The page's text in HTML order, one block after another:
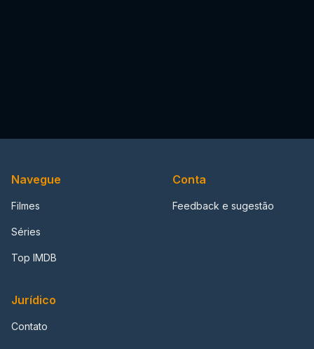
Navegue
Filmes
Séries
Top IMDB
Conta
Feedback e sugestão
Jurídico
Contato